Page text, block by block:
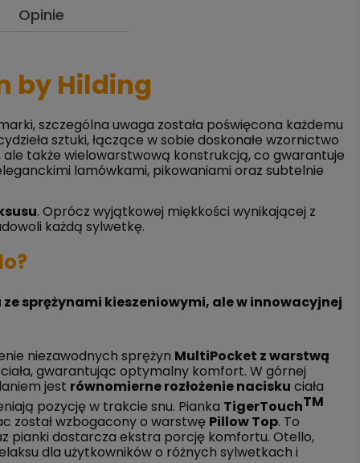
Opinie
by Hilding
szczególna uwaga została poświęcona każdemu
sztuki, łączące w sobie doskonałe wzornictwo
ale także wielowarstwową konstrukcją, co gwarantuje
lamówkami, pikowaniami oraz subtelnie
. Oprócz wyjątkowej miękkości wynikającej z
każdą sylwetkę.
sprężynami kieszeniowymi, ale w innowacyjnej
niezawodnych sprężyn MultiPocket z warstwą
gwarantując optymalny komfort. W górnej
jest równomierne rozłożenie nacisku ciała
pozycję w trakcie snu. Pianka TigerTouchTM
został wzbogacony o warstwę Pillow Top. To
pianki dostarcza ekstra porcję komfortu. Otello,
dla użytkowników o różnych sylwetkach i